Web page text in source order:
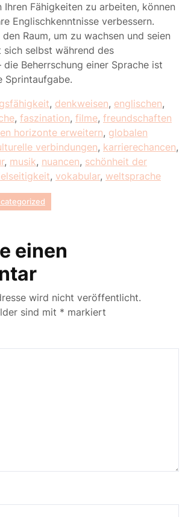
Ihren Fähigkeiten zu arbeiten, können
Englischkenntnisse verbessern.
Raum, um zu wachsen und seien
sich selbst während des
die Beherrschung einer Sprache ist
Sprintaufgabe.
, denkweisen, englischen,
, faszination, filme, freundschaften
horizonte erweitern, globalen
verbindungen, karrierechancen,
, musik, nuancen, schönheit der
, vokabular, weltsprache
einen
wird nicht veröffentlicht.
sind mit * markiert